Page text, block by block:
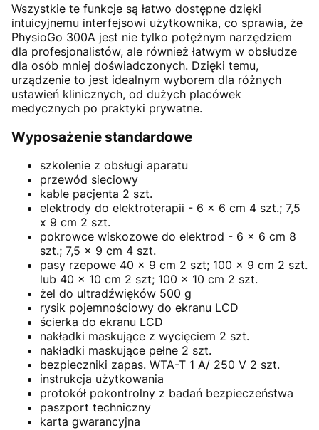
Wszystkie te funkcje są łatwo dostępne dzięki
intuicyjnemu interfejsowi użytkownika, co sprawia, że
PhysioGo 300A jest nie tylko potężnym narzędziem
dla profesjonalistów, ale również łatwym w obsłudze
dla osób mniej doświadczonych. Dzięki temu,
urządzenie to jest idealnym wyborem dla różnych
ustawień klinicznych, od dużych placówek
medycznych po praktyki prywatne.
Wyposażenie standardowe
szkolenie z obsługi aparatu
przewód sieciowy
kable pacjenta 2 szt.
elektrody do elektroterapii - 6 x 6 cm 4 szt.; 7,5
x 9 cm 2 szt.
pokrowce wiskozowe do elektrod - 6 x 6 cm 8
szt.; 7,5 x 9 cm 4 szt.
pasy rzepowe 40 x 9 cm 2 szt; 100 x 9 cm 2 szt.
lub 40 x 10 cm 2 szt; 100 x 10 cm 2 szt.
żel do ultradźwięków 500 g
rysik pojemnościowy do ekranu LCD
ścierka do ekranu LCD
nakładki maskujące z wycięciem 2 szt.
nakładki maskujące pełne 2 szt.
bezpieczniki zapas. WTA-T 1 A/ 250 V 2 szt.
instrukcja użytkowania
protokół pokontrolny z badań bezpieczeństwa
paszport techniczny
karta gwarancyjna